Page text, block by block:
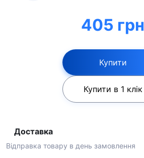
405 грн
Купити
Купити в 1 клік
Доставка
Відправка товару в день замовлення